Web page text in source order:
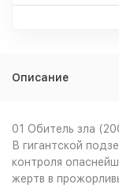
Описание
01 Обитель зла
В гигантской
контроля
жертв в